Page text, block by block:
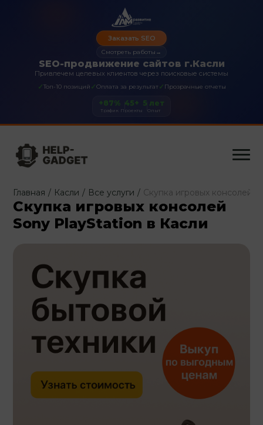
SEO-продвижение сайтов г.Касли
Привлечем целевых клиентов через поисковые системы
✓Топ-10 позиций ✓Оплата за результат✓ Прозрачные отчеты
Заказать SEO
Смотреть работы →
+87%
Трафик
45+
Проекты
5 лет
Опыт
Главная / Касли / Все услуги / Скупка игровых консолей
Скупка игровых консолей
Sony PlayStation в Касли